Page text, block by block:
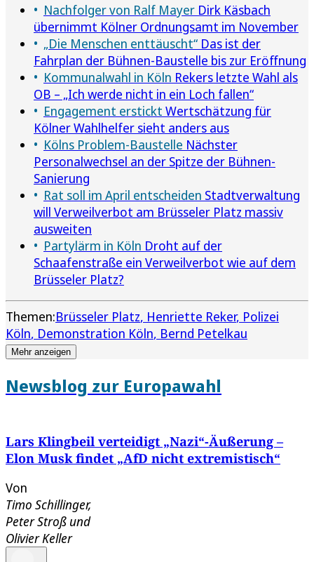
Nachfolger von Ralf Mayer Dirk Käsbach
übernimmt Kölner Ordnungsamt im November
„Die Menschen enttäuscht“ Das ist der
Fahrplan der Bühnen-Baustelle bis zur Eröffnung
Kommunalwahl in Köln Rekers letzte Wahl als
OB – „Ich werde nicht in ein Loch fallen“
Engagement erstickt Wertschätzung für
Kölner Wahlhelfer sieht anders aus
Kölns Problem-Baustelle Nächster
Personalwechsel an der Spitze der Bühnen-
Sanierung
Rat soll im April entscheiden Stadtverwaltung
will Verweilverbot am Brüsseler Platz massiv
ausweiten
Partylärm in Köln Droht auf der
Schaafenstraße ein Verweilverbot wie auf dem
Brüsseler Platz?
Themen:Brüsseler Platz Henriette Reker Polizei
Köln Demonstration Köln Bernd Petelkau
Mehr anzeigen
Newsblog zur Europawahl
Lars Klingbeil verteidigt „Nazi“-Äußerung –
Elon Musk findet „AfD nicht extremistisch“
Von
Timo Schillinger,
Peter Stroß und
Olivier Keller